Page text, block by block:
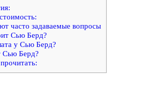
часто задаваемые вопросы
Сью Берд?
у Сью Берд?
Сью Берд?